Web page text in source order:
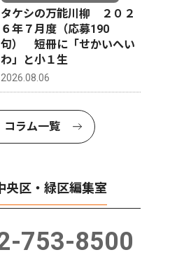
タケシの万能川柳 ２０２
６年７月度（応募190
句） 短冊に「せかいへい
わ」と小１生
2026.08.06
コラム一覧
央区・緑区編集室
753-8500